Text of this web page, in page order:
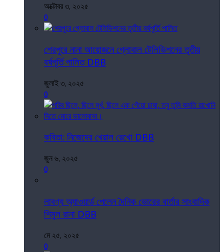
অক্টোবর ৩, ২০২৫
0
শেরপুরে নানা আয়োজনে গ্লোবাল টেলিভিশনের তৃতীয়
বর্ষপূর্তি পালিত DBB
জুলাই ৩, ২০২৫
0
কবিতা: নিজেদের খেয়াল রেখো DBB
জুন ৬, ২০২৫
0
লাবণ্য অ্যাওয়ার্ড পেলেন দৈনিক ভোরের বার্তার সাংবাদিক
শিমুল রানা DBB
মে ২৫, ২০২৫
0